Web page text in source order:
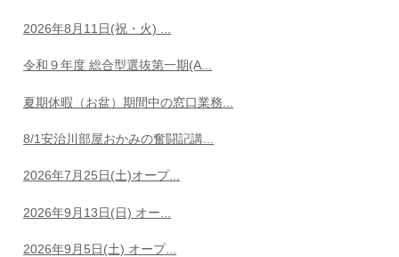
2026年8月11日(祝・火) ...
令和９年度 総合型選抜第一期(A...
夏期休暇（お盆）期間中の窓口業務...
8/1安治川部屋おかみの奮闘記講...
2026年7月25日(土)オープ...
2026年9月13日(日) オー...
2026年9月5日(土) オープ...